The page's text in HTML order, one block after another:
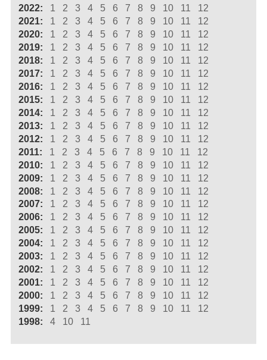
2022:
1 2 3 4 5 6 7 8 9 10 11
12
2021:
1 2 3 4 5 6 7 8 9 10 11
12
2020:
1 2 3 4 5 6 7 8 9 10 11
12
2019:
1 2 3 4 5 6 7 8 9 10 11
12
2018:
1 2 3 4 5 6 7 8 9 10 11
12
2017:
1 2 3 4 5 6 7 8 9 10 11
12
2016:
1 2 3 4 5 6 7 8 9 10 11
12
2015:
1 2 3 4 5 6 7 8 9 10 11
12
2014:
1 2 3 4 5 6 7 8 9 10 11
12
2013:
1 2 3 4 5 6 7 8 9 10 11
12
2012:
1 2 3 4 5 6 7 8 9 10 11
12
2011:
1 2 3 4 5 6 7 8 9 10 11
12
2010:
1 2 3 4 5 6 7 8 9 10 11
12
2009:
1 2 3 4 5 6 7 8 9 10 11
12
2008:
1 2 3 4 5 6 7 8 9 10 11
12
2007:
1 2 3 4 5 6 7 8 9 10 11
12
2006:
1 2 3 4 5 6 7 8 9 10 11
12
2005:
1 2 3 4 5 6 7 8 9 10 11
12
2004:
1 2 3 4 5 6 7 8 9 10 11
12
2003:
1 2 3 4 5 6 7 8 9 10 11
12
2002:
1 2 3 4 5 6 7 8 9 10 11
12
2001:
1 2 3 4 5 6 7 8 9 10 11
12
2000:
1 2 3 4 5 6 7 8 9 10 11
12
1999:
1 2 3 4 5 6 7 8 9 10 11
12
1998:
4 10 11